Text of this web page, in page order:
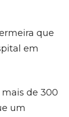
que
em
de 300
um